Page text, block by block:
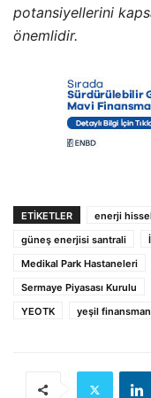
potansiyellerini
önemlidir.
ETIKETLER enerji
güneş enerjisi santrali
Medikal Park Hastaneleri
Sermaye Piyasası Kurulu
YEOTK
yeşil finansman